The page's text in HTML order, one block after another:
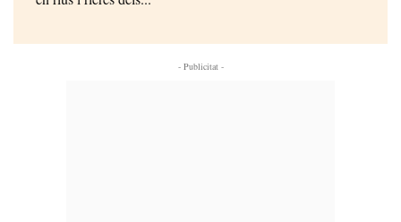
- Publicitat -